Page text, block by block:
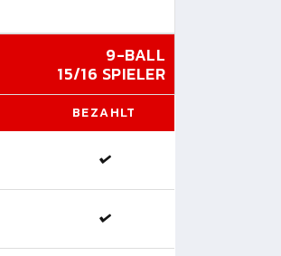
9-BALL
15/16 SPIELER
BEZAHLT